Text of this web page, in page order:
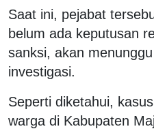
Saat ini, pejabat
belum ada keputusan
sanksi, akan
investigasi.
Seperti diketahui,
warga di Kabupaten